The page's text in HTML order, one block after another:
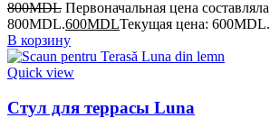
800MDL Первоначальная цена составляла
800MDL.600MDLТекущая цена: 600MDL.
В корзину
Quick view
Стул для террасы Luna